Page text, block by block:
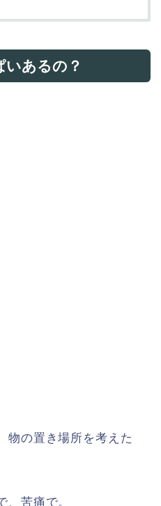
あるの？
物の置き場所を考えた
、苦痛で。